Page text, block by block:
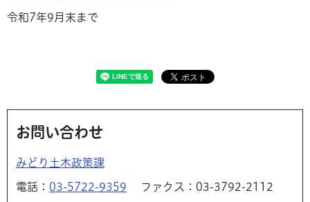
令和7年9月末まで
お問い合わせ
みどり土木政策課
電話： 03-5722-9359 ファクス：03-3792-2112